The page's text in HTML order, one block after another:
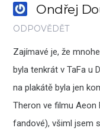
Ondřej
ODPOVĚDĚT
Zajímavé je, že
byla tenkrát v TaFa u
na plakátě byla jen
Theron ve filmu Aeon
fandové), všiml jsem